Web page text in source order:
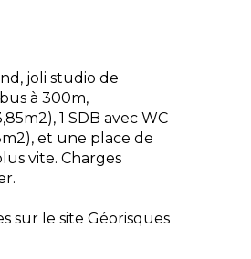
joli studio de
à 300m,
1 SDB avec WC
et une place de
vite. Charges
sur le site Géorisques